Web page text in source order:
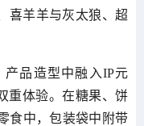
喜羊羊与灰太狼、超
产品造型中融入IP元
重体验。在糖果、饼
食中，包装袋中附带